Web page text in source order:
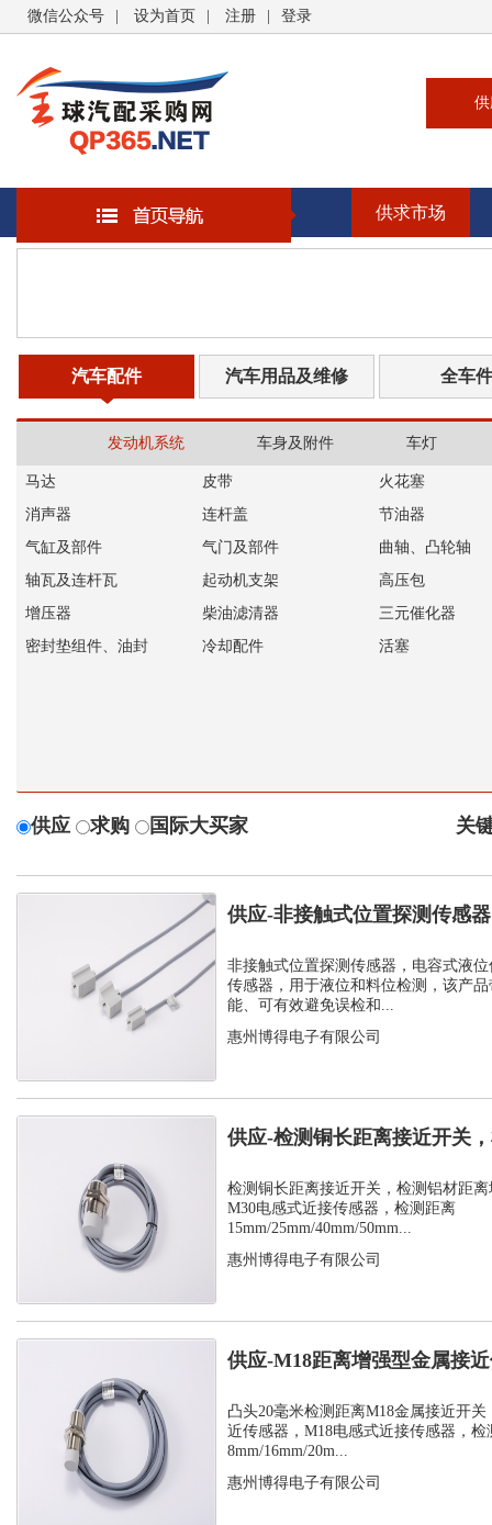
微信公众号 设为首页 注册 登录
供求市场
汽车配件 汽车用品及维修 全车件
发动机系统 车身及附件 车灯
马达 皮带
火花塞
消声器
连杆盖
节油器
气缸及部件
气门及部件
曲轴、凸轮轴
轴瓦及连杆瓦
起动机支架
高压包
增压器
柴油滤清器
三元催化器
密封垫组件、油封
冷却配件 活塞
供应 求购 国际大买家 关
供应-非接触式位置探测传感
传感器
非接触式位置探测传感器，电容式液
传感器，用于液位和料位检测，该产
能、可有效避免误检和...
惠州博得电子有限公司
供应-检测铜长距离接近开关
增强型接近...
检测铜长距离接近开关，检测铝材距
M30电感式近接传感器，检测距离
15mm/25mm/40mm/50mm...
惠州博得电子有限公司
供应-M18距离增强型金属接
入式检测...
凸头20毫米检测距离M18金属接近开
近传感器，M18电感式近接传感器，检
8mm/16mm/20m...
惠州博得电子有限公司